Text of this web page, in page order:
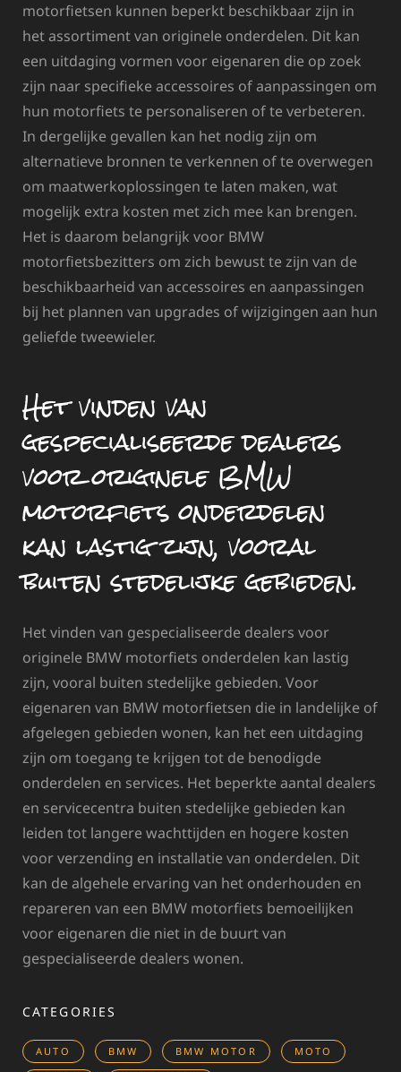
motorfietsen kunnen beperkt beschikbaar zijn in
het assortiment van originele onderdelen. Dit kan
een uitdaging vormen voor eigenaren die op zoek
zijn naar specifieke accessoires of aanpassingen om
hun motorfiets te personaliseren of te verbeteren.
In dergelijke gevallen kan het nodig zijn om
alternatieve bronnen te verkennen of te overwegen
om maatwerkoplossingen te laten maken, wat
mogelijk extra kosten met zich mee kan brengen.
Het is daarom belangrijk voor BMW
motorfietsbezitters om zich bewust te zijn van de
beschikbaarheid van accessoires en aanpassingen
bij het plannen van upgrades of wijzigingen aan hun
geliefde tweewieler.
Het vinden van
gespecialiseerde dealers
voor originele BMW
motorfiets onderdelen
kan lastig zijn, vooral
buiten stedelijke gebieden.
Het vinden van gespecialiseerde dealers voor
originele BMW motorfiets onderdelen kan lastig
zijn, vooral buiten stedelijke gebieden. Voor
eigenaren van BMW motorfietsen die in landelijke of
afgelegen gebieden wonen, kan het een uitdaging
zijn om toegang te krijgen tot de benodigde
onderdelen en services. Het beperkte aantal dealers
en servicecentra buiten stedelijke gebieden kan
leiden tot langere wachttijden en hogere kosten
voor verzending en installatie van onderdelen. Dit
kan de algehele ervaring van het onderhouden en
repareren van een BMW motorfiets bemoeilijken
voor eigenaren die niet in de buurt van
gespecialiseerde dealers wonen.
CATEGORIES
AUTO BMW BMW MOTOR MOTO